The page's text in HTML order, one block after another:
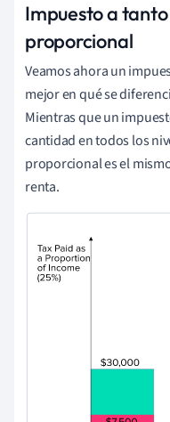
Impuesto a
proporcional
Veamos ahora un
mejor en qué se
Mientras que un
cantidad en todos los
proporcional es el
renta.